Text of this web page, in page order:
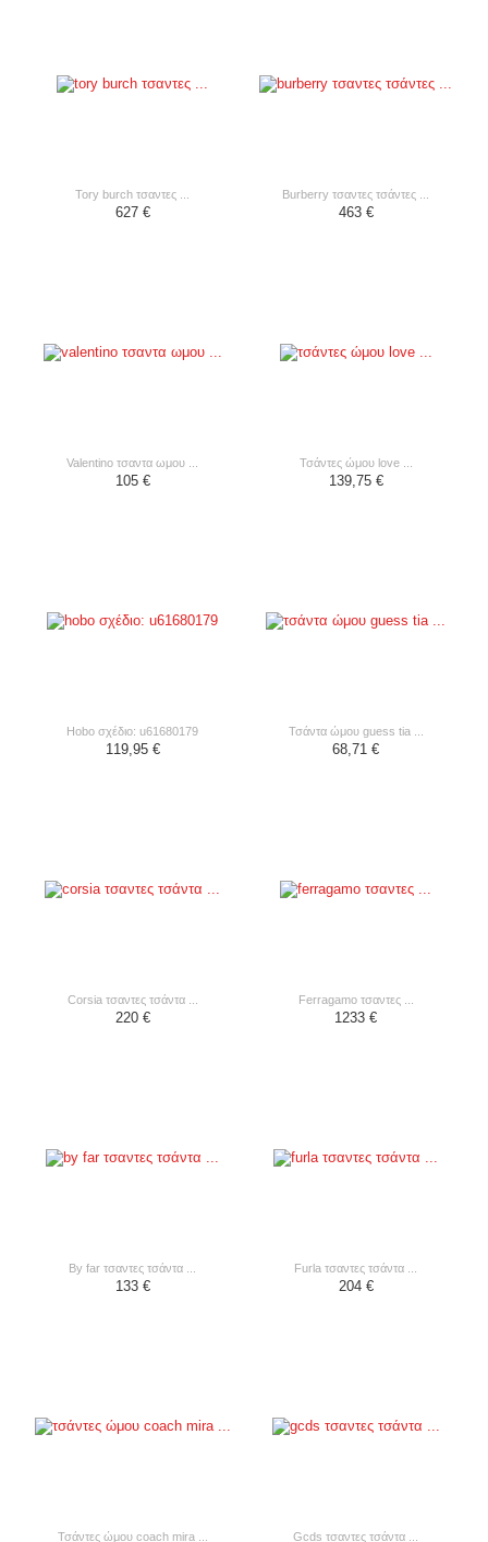
tory burch τσαντες ...
627 €
burberry τσαντες τσάντες ...
463 €
valentino τσαντα ωμου ...
105 €
τσάντες ώμου love ...
139,75 €
hobo σχέδιο: u61680179
119,95 €
τσάντα ώμου guess tia ...
68,71 €
corsia τσαντες τσάντα ...
220 €
ferragamo τσαντες ...
1233 €
by far τσαντες τσάντα ...
133 €
furla τσαντες τσάντα ...
204 €
τσάντες ώμου coach mira ... gcds τσαντες τσάντα ...